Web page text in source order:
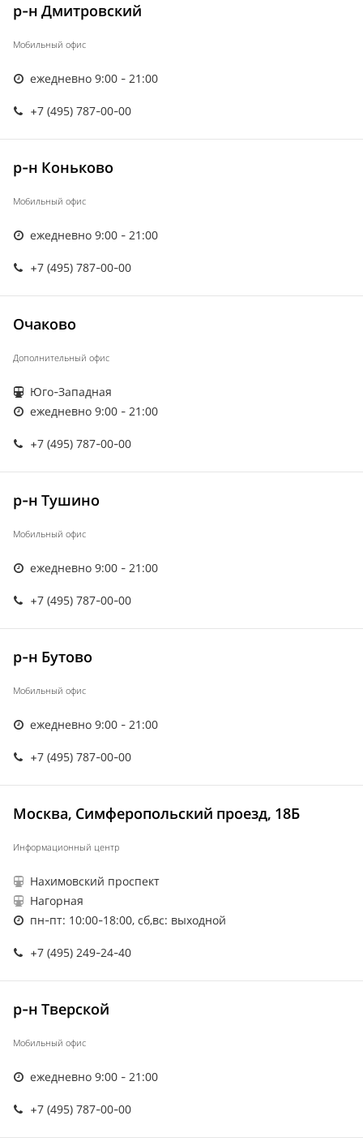
р-н Дмитровский
Мобильный офис
ежедневно 9:00 - 21:00
+7 (495) 787-00-00
р-н Коньково
Мобильный офис
ежедневно 9:00 - 21:00
+7 (495) 787-00-00
Очаково
Дополнительный офис
Юго-Западная
ежедневно 9:00 - 21:00
+7 (495) 787-00-00
р-н Тушино
Мобильный офис
ежедневно 9:00 - 21:00
+7 (495) 787-00-00
р-н Бутово
Мобильный офис
ежедневно 9:00 - 21:00
+7 (495) 787-00-00
Москва, Симферопольский проезд, 18Б
Информационный центр
Нахимовский проспект
Нагорная
пн-пт: 10:00-18:00, сб,вс: выходной
+7 (495) 249-24-40
р-н Тверской
Мобильный офис
ежедневно 9:00 - 21:00
+7 (495) 787-00-00